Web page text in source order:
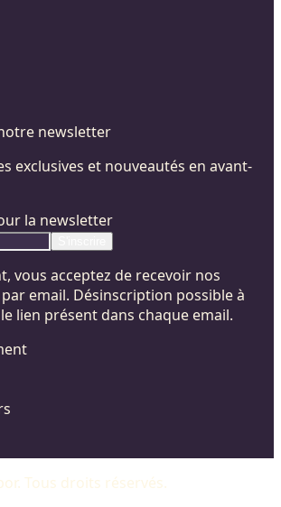
newsletter
exclusives et nouveautés en avant-
la newsletter
vous acceptez de recevoir nos
email. Désinscription possible à
lien présent dans chaque email.
. Tous droits réservés.